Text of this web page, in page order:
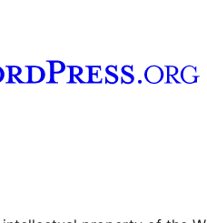
besuchen
Konto besuchen